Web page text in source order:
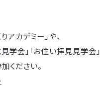
アカデミー」や、
学会」「お住い拝見見学会」
ください。